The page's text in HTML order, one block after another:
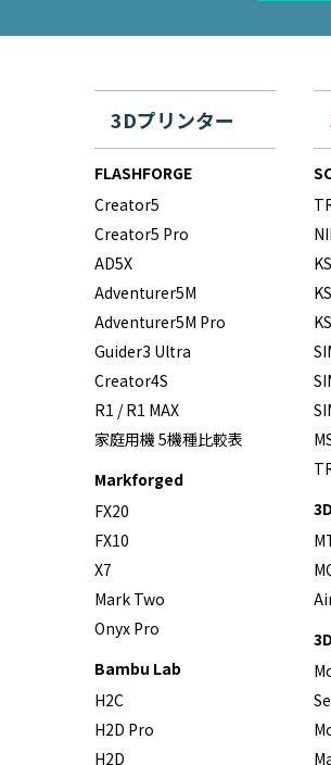
3Dプリンター
FLASHFORGE
Creator5
Creator5 Pro
AD5X
Adventurer5M
Adventurer5M Pro
Guider3 Ultra
Creator4S
R1 / R1 MAX
家庭用機 5機種比較表
Markforged
FX20
FX10
X7
Mark Two
Onyx Pro
Bambu Lab
H2C
H2D Pro
H2D